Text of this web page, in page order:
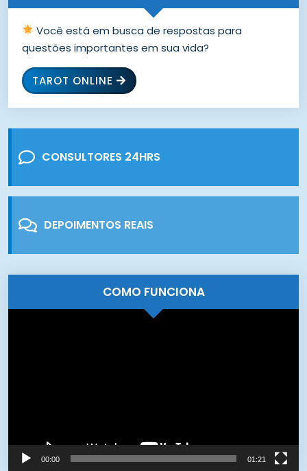
Você está em busca de respostas para
questões importantes em sua vida?
TAROT ONLINE
CONSULTORES 24HRS
DEPOIMENTOS REAIS
COMO FUNCIONA
00:00 01:21